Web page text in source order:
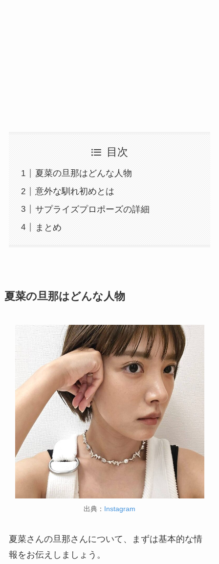
目次
夏菜の旦那はどんな人物
意外な馴れ初めとは
サプライズプロポーズの詳細
まとめ
夏菜の旦那はどんな人物
出典： Instagram
夏菜さんの旦那さんについて、まずは基本的な情
報をお伝えしましょう。